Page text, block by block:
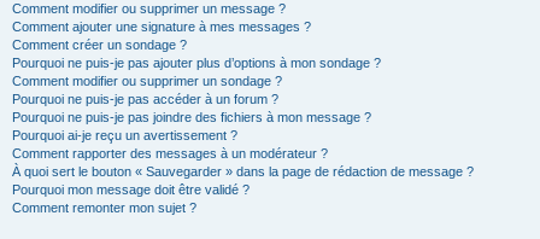
Comment modifier ou supprimer un message ?
Comment ajouter une signature à mes messages ?
Comment créer un sondage ?
Pourquoi ne puis-je pas ajouter plus d’options à mon sondage ?
Comment modifier ou supprimer un sondage ?
Pourquoi ne puis-je pas accéder à un forum ?
Pourquoi ne puis-je pas joindre des fichiers à mon message ?
Pourquoi ai-je reçu un avertissement ?
Comment rapporter des messages à un modérateur ?
À quoi sert le bouton « Sauvegarder » dans la page de rédaction de message ?
Pourquoi mon message doit être validé ?
Comment remonter mon sujet ?